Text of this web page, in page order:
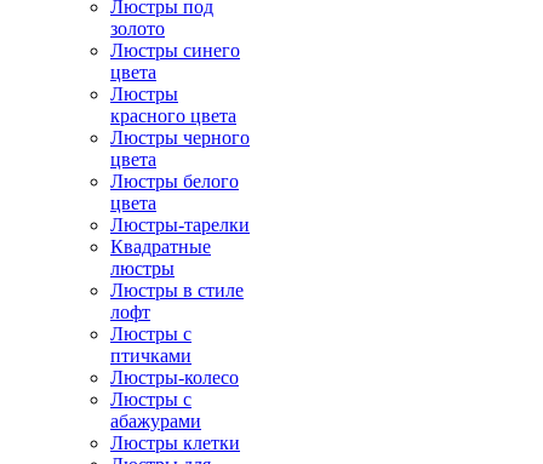
Люстры под
золото
Люстры синего
цвета
Люстры
красного цвета
Люстры черного
цвета
Люстры белого
цвета
Люстры-тарелки
Квадратные
люстры
Люстры в стиле
лофт
Люстры с
птичками
Люстры-колесо
Люстры с
абажурами
Люстры клетки